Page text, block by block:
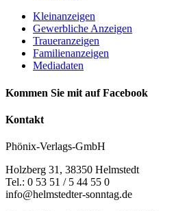
Kleinanzeigen
Gewerbliche Anzeigen
Traueranzeigen
Familienanzeigen
Mediadaten
Kommen Sie mit auf Facebook
Kontakt
Phönix-Verlags-GmbH
Holzberg 31, 38350 Helmstedt
Tel.: 0 53 51 / 5 44 55 0
info@helmstedter-sonntag.de